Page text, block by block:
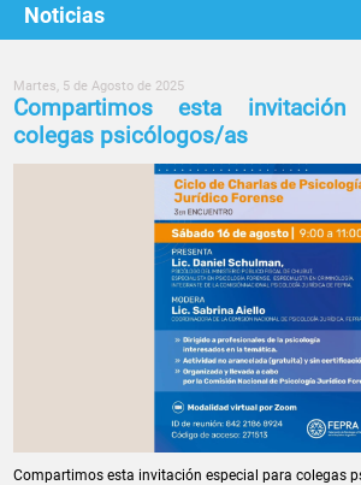
Noticias
Martes, 5 de Agosto de 2025
Compartimos esta
colegas psicólogos/as
Compartimos esta invitación especial para colegas